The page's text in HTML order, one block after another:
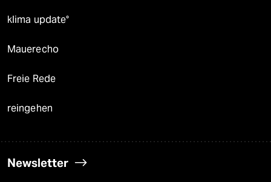
klima update°
Mauerecho
Freie Rede
reingehen
Newsletter